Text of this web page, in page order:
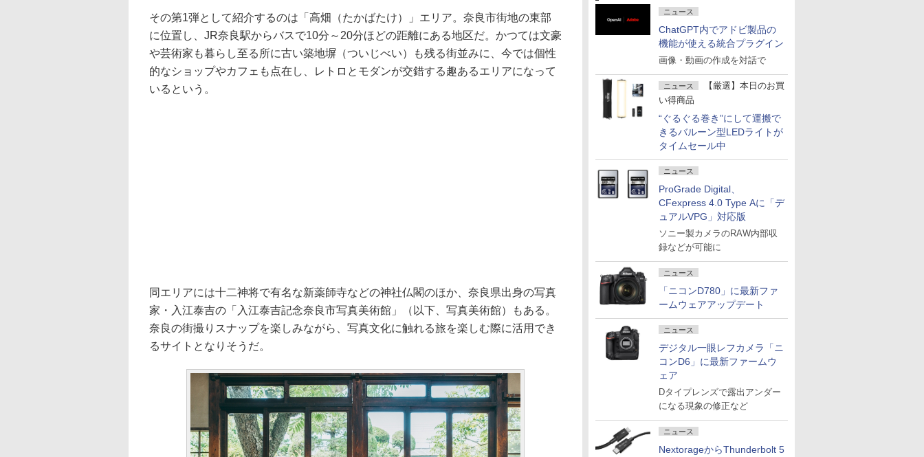
ニュース
ChatGPT内でアドビ製品の
機能が使える統合プラグイン
画像・動画の作成を対話で
ニュース
【厳選】本日のお買
い得商品
“ぐるぐる巻き”にして運搬で
きるバルーン型LEDライトが
タイムセール中
ニュース
ProGrade Digital、
CFexpress 4.0 Type Aに「デ
ュアルVPG」対応版
ソニー製カメラのRAW内部収
録などが可能に
ニュース
「ニコンD780」に最新ファ
ームウェアアップデート
ニュース
デジタル一眼レフカメラ「ニ
コンD6」に最新ファームウ
ェア
Dタイプレンズで露出アンダー
になる現象の修正など
ニュース
NextorageからThunderbolt 5
その第1弾として紹介するのは「高畑（たかばたけ）」エリア。奈良市街地の東部
に位置し、JR奈良駅からバスで10分～20分ほどの距離にある地区だ。かつては文豪
や芸術家も暮らし至る所に古い築地塀（ついじべい）も残る街並みに、今では個性
的なショップやカフェも点在し、レトロとモダンが交錯する趣あるエリアになって
いるという。
同エリアには十二神将で有名な新薬師寺などの神社仏閣のほか、奈良県出身の写真
家・入江泰吉の「入江泰吉記念奈良市写真美術館」（以下、写真美術館）もある。
奈良の街撮りスナップを楽しみながら、写真文化に触れる旅を楽しむ際に活用でき
るサイトとなりそうだ。